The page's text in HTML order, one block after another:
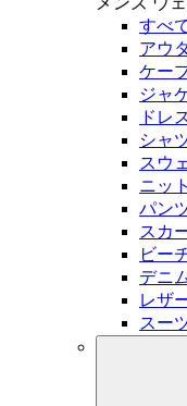
すべ
アウ
ケー
ジャ
ドレ
シャ
スウ
ニッ
パン
スカ
ビー
デニ
レザ
スー